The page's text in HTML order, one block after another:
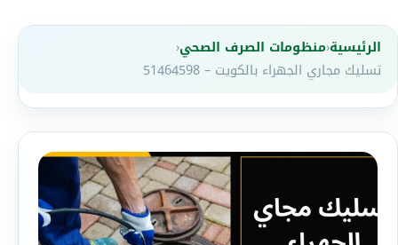
الرئيسية‹منظومات الصرف الصحي‹
تسليك مجاري الجهراء بالكويت – 51464598